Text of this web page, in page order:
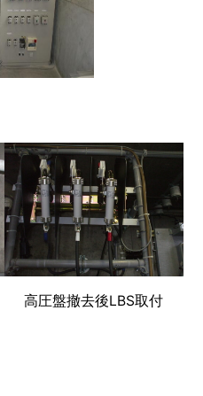
商業施設
高圧盤撤去後LBS取付